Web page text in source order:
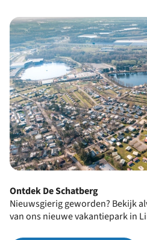
Ontdek De Schatberg
Nieuwsgierig geworden? Bekijk
van ons nieuwe vakantiepark in